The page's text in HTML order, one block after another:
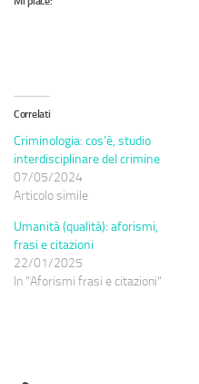
Correlati
Criminologia: cos’è, studio
interdisciplinare del crimine
07/05/2024
Articolo simile
Umanità (qualità): aforismi,
frasi e citazioni
22/01/2025
In "Aforismi frasi e citazioni"